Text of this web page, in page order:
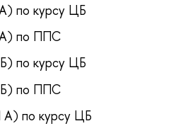
по курсу ЦБ
по ППС
по курсу ЦБ
по ППС
по курсу ЦБ